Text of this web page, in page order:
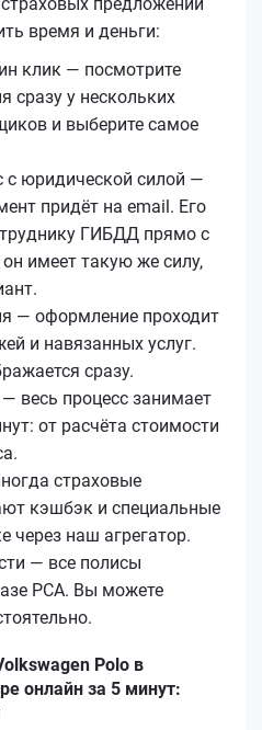
время и деньги:
клик — посмотрите
сразу у нескольких
и выберите самое
с юридической силой —
придёт на email. Его
ГИБДД прямо с
имеет такую же силу,
— оформление проходит
и навязанных услуг.
сразу.
весь процесс занимает
от расчёта стоимости
страховые
кэшбэк и специальные
через наш агрегатор.
— все полисы
РСА. Вы можете
Polo в
онлайн за 5 минут: